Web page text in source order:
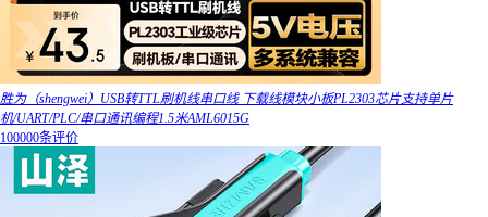
胜为（shengwei）USB转TTL刷机线串口线 下载线模块小板PL2303芯片支持单片
机/UART/PLC/串口通讯编程1.5米AML6015G
100000条评价